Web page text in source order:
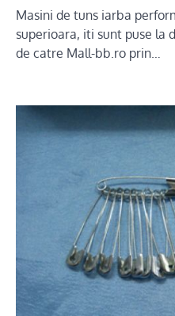
Masini de tuns iarba
superioara, iti sunt puse la
de catre Mall-bb.ro prin…